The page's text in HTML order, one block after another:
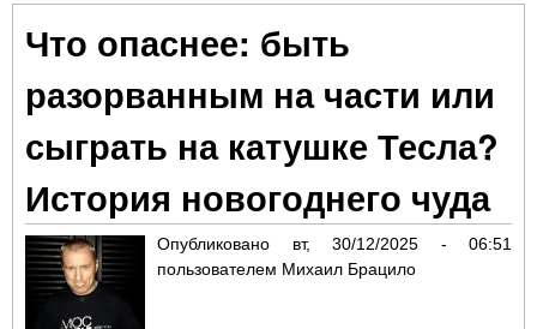
Что опаснее: быть
разорванным на части или
сыграть на катушке Тесла?
История новогоднего чуда
Опубликовано вт, 30/12/2025 - 06:51
пользователем Михаил Брацило